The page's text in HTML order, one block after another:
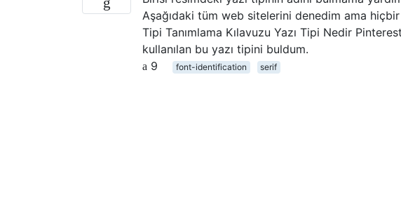
Aşağıdaki tüm web sitelerini denedim ama
Tipi Tanımlama Kılavuzu Yazı Tipi Nedir
kullanılan bu yazı tipini buldum.
9
font-identification serif